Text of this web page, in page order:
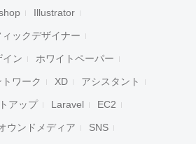
Illustrator
ィックデザイナー
イン ホワイトペーパー
ワーク XD アシスタント
アップ Laravel EC2
ウンドメディア SNS